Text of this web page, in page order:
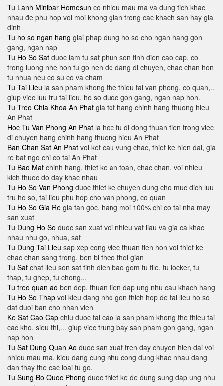
Tu Lanh Minibar Homesun co nhieu mau ma va dung tich khac
nhau đe phu hop voi moi khong gian trong cac khach san hay gia
dinh
Tu ho so ngan hang giai phap dung ho so cho ngan hang gon
gang, ngan nap
Tu Ho So Sat duoc lam tu sat phun son tinh dien cao cap, co
trong luong nhe hon tu go nen de dang di chuyen, chac chan hon
tu nhua neu co su co va cham
Tu Tai Lieu la san pham khong the thieu tai van phong, co quan,..
giup viec luu tru tai lieu, ho so duoc gon gang, ngan nap hon.
Tu Treo Chia Khoa An Phat gia tot hang chinh hang thuong hieu
An Phat
Hoc Tu Van Phong An Phat la hoc tu di dong thuan tien trong viec
di chuyen hang chinh hang thuong hieu An Phat
Ban Chan Sat An Phat voi ket cau vung chac, thiet ke hien dai, gia
re bat ngo chi co tai An Phat
Tu Bao Mat chinh hang, thiet ke an toan, chac chan, voi nhieu
kich thuoc do day khac nhau
Tu Ho So Van Phong duoc thiet ke chuyen dung cho muc dich luu
tru ho so, tai lieu phu hop cho van phong, co quan
Tu Ho So Gia Re gia tan goc, hang moi 100% chi co tai nha may
san xuat
Tu Dung Ho So duoc san xuat voi nhieu vat liau va gia ca khac
nhau nhu go, nhua, sat
Tu Dung Tai Lieu sap xep cong viec thuan tien hon voi thiet ke
chac chan sang trong, ben bi theo thoi gian
Tu Sat chat lieu son sat tinh dien bao gom tu file, tu locker, tu
thap, tu ghep, tu chong...
Tu treo quan ao ben dep, thuan tien dap ung nhu cau khach hang
Tu Ho So Thap voi kieu dang nho gon thich hop de tai lieu ho so
dat duoi ban cho nhan vien
Ke Sat Cao Cap chiu duoc tai cao la san pham khong the thieu tai
cac kho, sieu thi,... giup viec trung bay san pham gon gang, ngan
nap hon
Tu Sat Dung Quan Ao duoc san xuat tren day chuyen hien dai voi
nhieu mau ma​, kieu dang cung nhu cong dung khac nhau dang
dan thay the cac loai tu go.
Tu Sung Bo Quoc Phong duoc thiet ke de dung sung dap ung nhu